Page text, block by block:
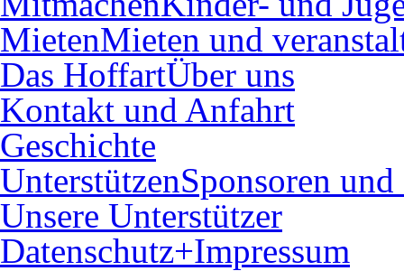
MietenMieten und
Das HoffartÜber uns
Kontakt und Anfahrt
Geschichte
UnterstützenSponsoren
Unsere Unterstützer
Datenschutz+Impressum